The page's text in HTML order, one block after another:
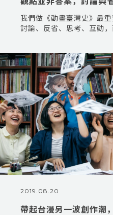
我們做《動畫臺灣史》最
討論、反省、思考、互動，
2019.08.20
帶起台漫另一波創作潮